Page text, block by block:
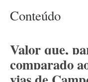
Conteúdo
Valor que,
comparado